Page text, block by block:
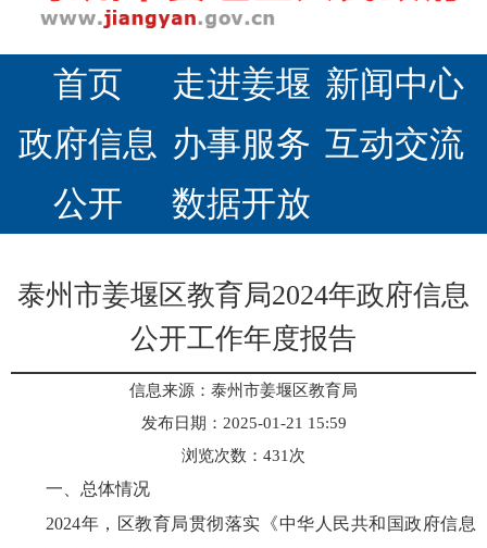
首页 走进姜堰 新闻中心
政府信息
公开
办事服务 互动交流
数据开放
泰州市姜堰区教育局2024年政府信息
公开工作年度报告
信息来源：泰州市姜堰区教育局
发布日期：2025-01-21 15:59
浏览次数： 431 次
一、总体情况
2024年，区教育局贯彻落实《中华人民共和国政府信息